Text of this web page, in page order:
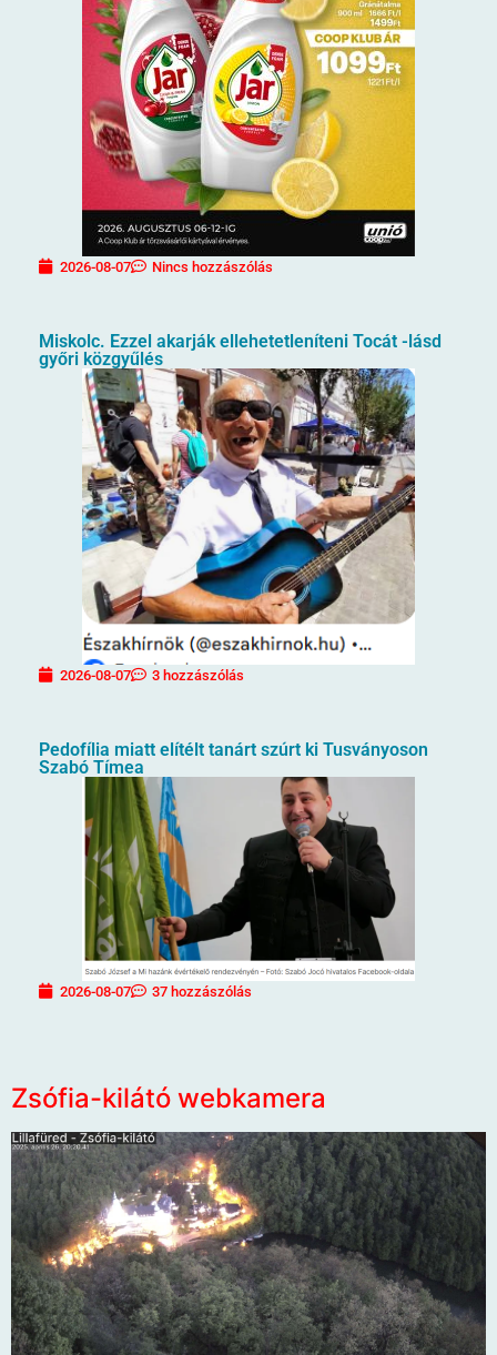
2026-08-07 Nincs hozzászólás
Miskolc. Ezzel akarják ellehetetleníteni Tocát -lásd
győri közgyűlés
2026-08-07 3 hozzászólás
Pedofília miatt elítélt tanárt szúrt ki Tusványoson
Szabó Tímea
2026-08-07 37 hozzászólás
Zsófia-kilátó webkamera